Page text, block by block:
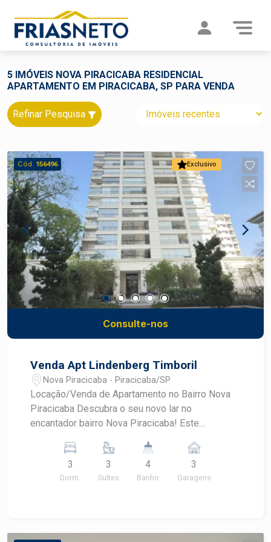
5 IMÓVEIS NOVA PIRACICABA RESIDENCIAL
APARTAMENTO EM PIRACICABA, SP PARA VENDA
Refinar Pesquisa
Exclusivo
Cód. 156496
Consulte-nos
Venda Apt Lindenberg Timboril
Nova Piracicaba - Piracicaba/SP
Locação/Venda de Apartamento no Bairro Nova
Piracicaba Descubra o seu novo lar no
encantador bairro Nova Piracicaba! Este
útil é a oportunidade perfeita para quem busca
conforto, espaço e qualidade de vida. 3 Suites:
Amplos e bem iluminados, completos com
Garagens, você terá espaço suficiente para
3
Dorm.
3
Suítes
4
Banho
3
Garagens